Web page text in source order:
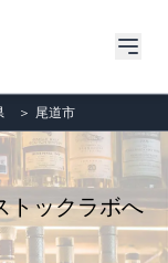
＞ 尾道市
トックラボへ